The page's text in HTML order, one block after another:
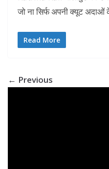
जो ना सिर्फ अपनी क्यूट अदाओं
Read More
← Previous